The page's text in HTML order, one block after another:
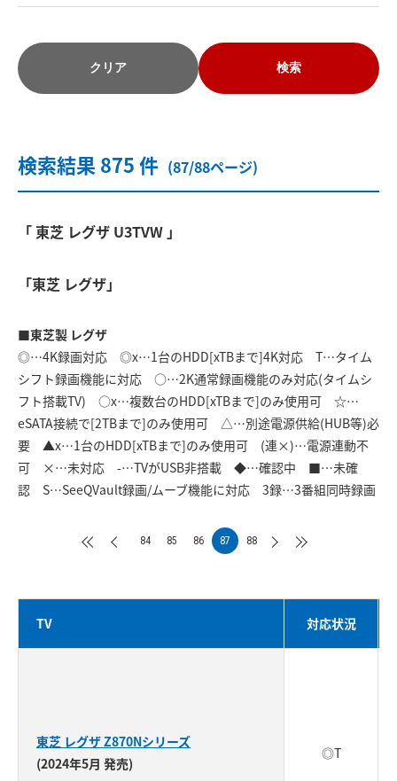
クリア 検索
検索結果 875 件 (87/88ページ)
「 東芝 レグザ U3TVW 」
「東芝 レグザ」
■東芝製 レグザ
◎…4K録画対応 ◎x…1台のHDD[xTBまで]4K対応 T…タイム
シフト録画機能に対応 ○…2K通常録画機能のみ対応(タイムシ
フト搭載TV) ○x…複数台のHDD[xTBまで]のみ使用可 ☆…
eSATA接続で[2TBまで]のみ使用可 △…別途電源供給(HUB等)必
要 ▲x…1台のHDD[xTBまで]のみ使用可 (連×)…電源連動不
可 ×…未対応 -…TVがUSB非搭載 ◆…確認中 ■…未確
認 S…SeeQVault録画/ムーブ機能に対応 3録…3番組同時録画
84 85 86 87 88
TV 対応状況
東芝 レグザ Z870Nシリーズ
(2024年5月 発売)
◎T